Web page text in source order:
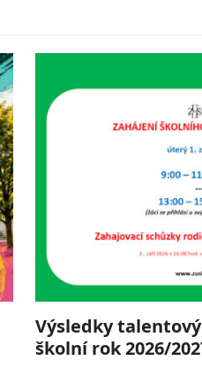
Výsledky
školní rok 2026/